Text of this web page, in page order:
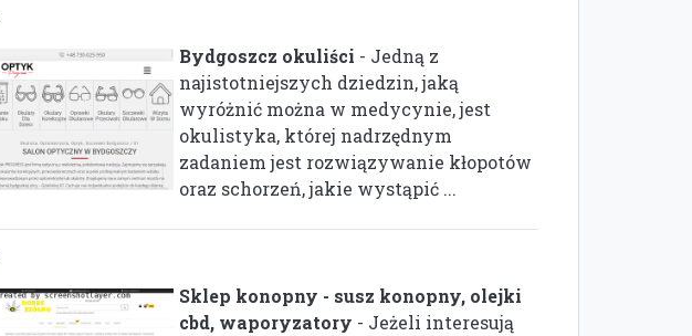
Bydgoszcz okuliści - Jedną z
najistotniejszych dziedzin, jaką
wyróżnić można w medycynie, jest
okulistyka, której nadrzędnym
zadaniem jest rozwiązywanie kłopotów
oraz schorzeń, jakie wystąpić ...
Sklep konopny - susz konopny, olejki
cbd, waporyzatory - Jeżeli interesują